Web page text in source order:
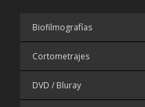
Biofilmografías
Cortometrajes
DVD / Bluray